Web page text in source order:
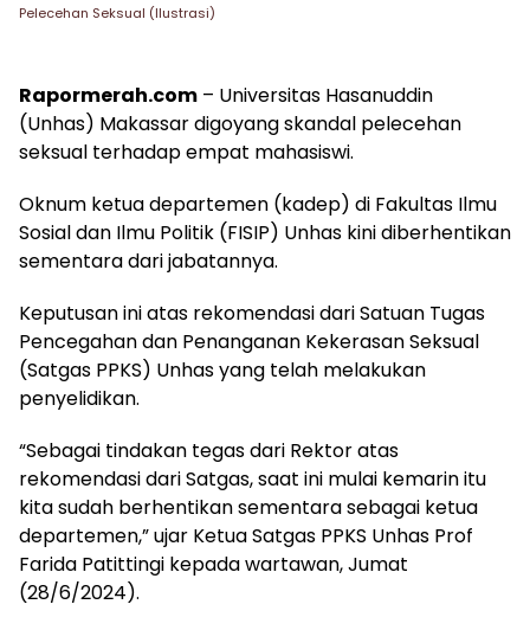
Pelecehan Seksual (Ilustrasi)
Rapormerah.com – Universitas Hasanuddin
(Unhas) Makassar digoyang skandal pelecehan
seksual terhadap empat mahasiswi.
Oknum ketua departemen (kadep) di Fakultas Ilmu
Sosial dan Ilmu Politik (FISIP) Unhas kini diberhentikan
sementara dari jabatannya.
Keputusan ini atas rekomendasi dari Satuan Tugas
Pencegahan dan Penanganan Kekerasan Seksual
(Satgas PPKS) Unhas yang telah melakukan
penyelidikan.
“Sebagai tindakan tegas dari Rektor atas
rekomendasi dari Satgas, saat ini mulai kemarin itu
kita sudah berhentikan sementara sebagai ketua
departemen,” ujar Ketua Satgas PPKS Unhas Prof
Farida Patittingi kepada wartawan, Jumat
(28/6/2024).